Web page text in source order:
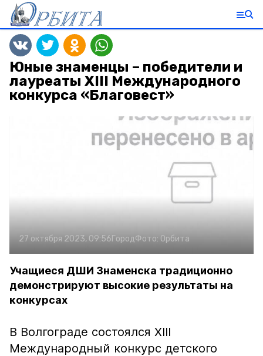
Юные знаменцы – победители и
лауреаты XIII Международного
конкурса «Благовест»
27 октября 2023, 09:56ГородФото: Орбита
Учащиеся ДШИ Знаменска традиционно
демонстрируют высокие результаты на
конкурсах
В Волгограде состоялся ХIII
Международный конкурс детского